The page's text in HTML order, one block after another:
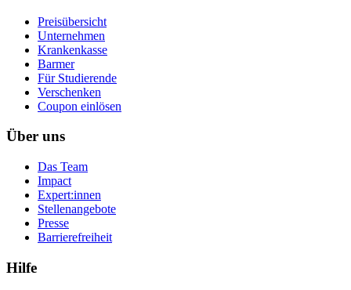
Preisübersicht
Unternehmen
Krankenkasse
Barmer
Für Studierende
Ver­schen­ken
Coupon einlösen
Über uns
Das Team
Impact
Expert:innen
Stellenangebote
Presse
Barrierefreiheit
Hilfe